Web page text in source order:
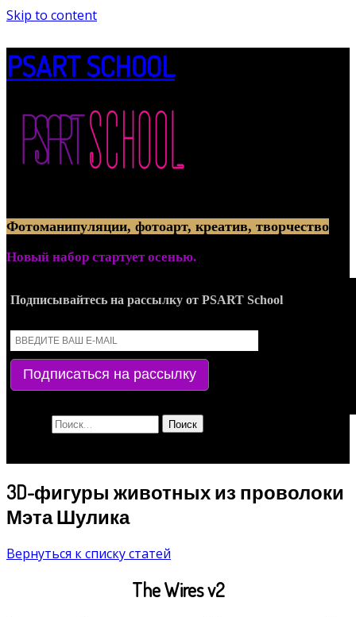
Skip to content
PSART SCHOOL
Фотоманипуляции, фотоарт, креатив, творчество
Новый набор стартует осенью.
Подписывайтесь на рассылку от PSART School
Подписаться на рассылку
3D-фигуры животных из проволоки
Мэта Шулика
Вернуться к списку статей
The Wires v2